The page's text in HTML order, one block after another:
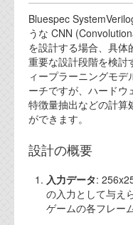
代表ご挨拶
オフィス
実績
ブログ
設計ブログ
テクノロジ
Bluespec
うな CNN
を設計する場合、具
重要な設計段階を検討
ィープラーニングモ
ーチですが、ハードウ
特徴量抽出などの計算
ができます。
設計の概要
入力データ:
の入力として与え
ゲームの各フレー